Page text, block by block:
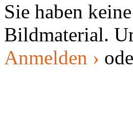
Sie haben
Bildmaterial.
Anmelden ›